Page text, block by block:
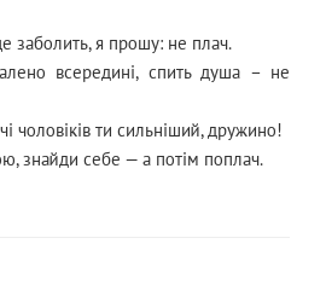
заболить, я прошу: не плач.
всередині, спить душа – не
чоловіків ти сильніший, дружино!
знайди себе — а потім поплач.